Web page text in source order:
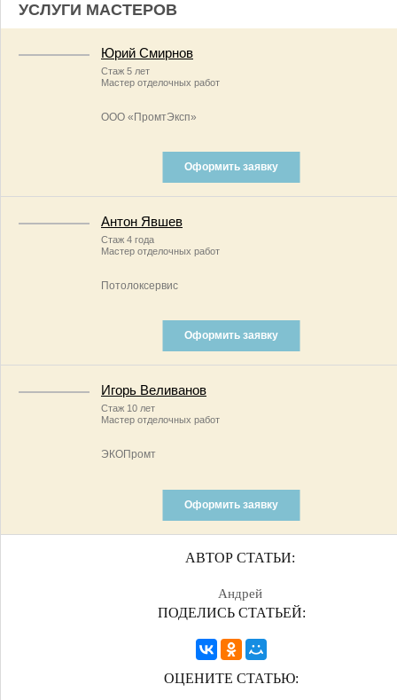
УСЛУГИ МАСТЕРОВ
Юрий Смирнов
Стаж 5 лет
Мастер отделочных работ
ООО «ПромтЭксп»
Оформить заявку
Антон Явшев
Стаж 4 года
Мастер отделочных работ
Потолоксервис
Оформить заявку
Игорь Веливанов
Стаж 10 лет
Мастер отделочных работ
ЭКОПромт
Оформить заявку
АВТОР СТАТЬИ:
Андрей
ПОДЕЛИСЬ СТАТЬЕЙ:
ОЦЕНИТЕ СТАТЬЮ: